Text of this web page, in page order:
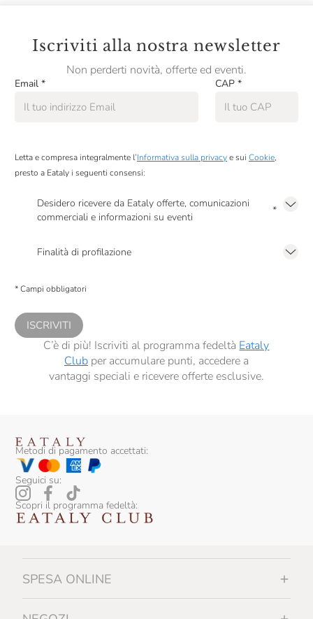
Iscriviti alla nostra newsletter
Non perderti novità, offerte ed eventi.
Email * CAP *
Letta e compresa integralmente l’Informativa sulla privacye sui Cookie,
presto a Eataly i seguenti consensi:
Desidero ricevere da Eataly offerte, comunicazioni
commerciali e informazioni su eventi
*
Finalità di profilazione
comunicazioni commerciali personalizzate, in caso di consenso prestato ai
* Campi obbligatori
ISCRIVITI
C’è di più! Iscriviti al programma fedeltà Eataly
Clubper accumulare punti, accedere a
vantaggi speciali e ricevere offerte esclusive.
Metodi di pagamento accettati:
Seguici su:
Scopri il programma fedeltà:
SPESA ONLINE